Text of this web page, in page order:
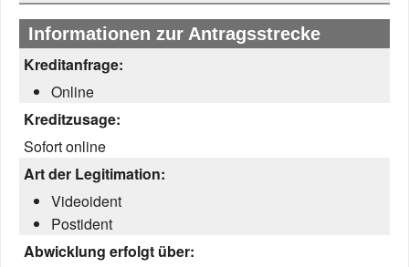
Informationen zur Antragsstrecke
Kreditanfrage:
Online
Kreditzusage:
Sofort online
Art der Legitimation:
Videoident
Postident
Abwicklung erfolgt über: